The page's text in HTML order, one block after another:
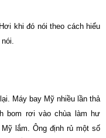
khi đó nói theo cách hiểu
Máy bay Mỹ nhiều lần thả
bom rơi vào chùa làm hư
lắm. Ông định rủ một số